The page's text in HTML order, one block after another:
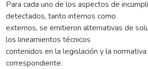
Para cada uno de los aspectos de
detectados, tanto internos como
externos, se emitieron alternativas de
los lineamientos técnicos
contenidos en la legislación y la normativa
correspondiente.